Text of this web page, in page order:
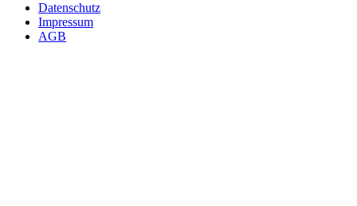
Datenschutz
Impressum
AGB